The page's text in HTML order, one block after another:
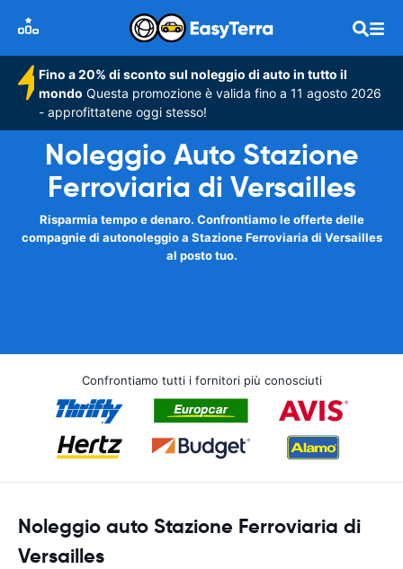
Fino a 20% di sconto sul noleggio di auto in tutto il
mondo Questa promozione è valida fino a 11 agosto 2026
- approfittatene oggi stesso!
Noleggio Auto Stazione
Ferroviaria di Versailles
Risparmia tempo e denaro. Confrontiamo le offerte delle
compagnie di autonoleggio a Stazione Ferroviaria di Versailles
al posto tuo.
Confrontiamo tutti i fornitori più conosciuti
Noleggio auto Stazione Ferroviaria di
Versailles